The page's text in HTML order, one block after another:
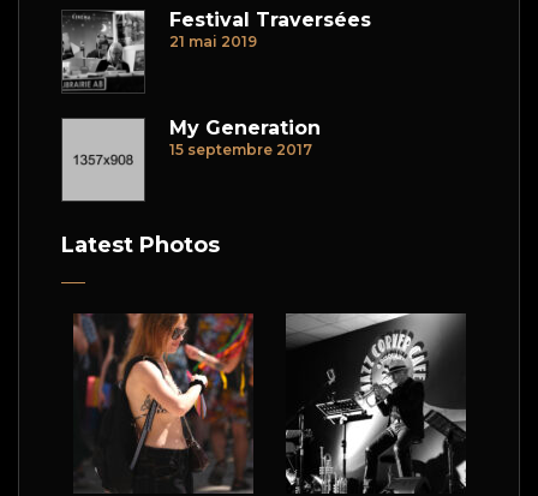
Festival Traversées
21 mai 2019
My Generation
15 septembre 2017
Latest Photos